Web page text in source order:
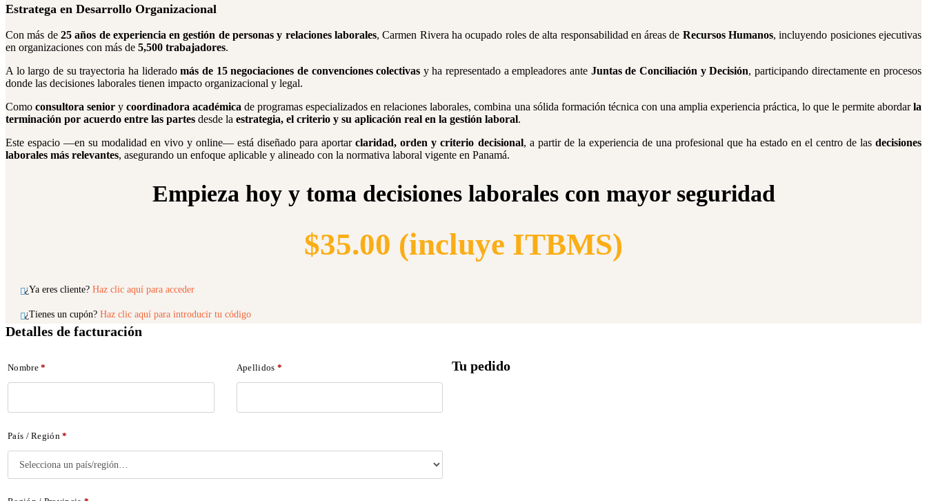
Estratega en Desarrollo Organizacional
Con más de 25 años de experiencia en gestión de personas y relaciones laborales, Carmen Rivera ha ocupado roles de alta responsabilidad en áreas de Recursos Humanos, incluyendo posiciones ejecutivas
en organizaciones con más de 5,500 trabajadores.
A lo largo de su trayectoria ha lideradomás de 15 negociaciones de convenciones colectivas y ha representado a empleadores ante Juntas de Conciliación y Decisión, participando directamente en procesos
donde las decisiones laborales tienen impacto organizacional y legal.
Comoconsultora senior ycoordinadora académica de programas especializados en relaciones laborales, combina una sólida formación técnica con una amplia experiencia práctica, lo que le permite abordarla
terminación por acuerdo entre las partes desde la estrategia, el criterio y su aplicación real en la gestión laboral.
Este espacio —en su modalidad en vivo y online— está diseñado para aportarclaridad, orden y criterio decisional, a partir de la experiencia de una profesional que ha estado en el centro de lasdecisiones
laborales más relevantes, asegurando un enfoque aplicable y alineado con la normativa laboral vigente en Panamá.
Empieza hoy y toma decisiones laborales con mayor seguridad
$35.00 (incluye ITBMS)
¿Ya eres cliente? Haz clic aquí para acceder
¿Tienes un cupón? Haz clic aquí para introducir tu código
Detalles de facturación
Nombre* Apellidos *
País / Región*
Tu pedido